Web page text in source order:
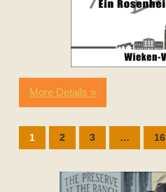
More Details »
1 2 3 … 16